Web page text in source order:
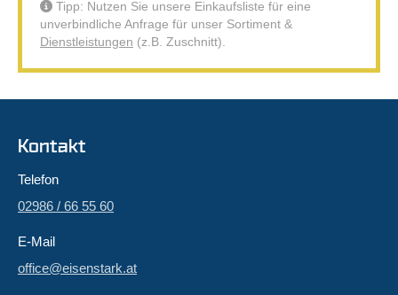
Tipp: Nutzen Sie unsere Einkaufsliste für eine
unverbindliche Anfrage für unser Sortiment &
Dienstleistungen (z.B. Zuschnitt).
Kontakt
Telefon
02986 / 66 55 60
E-Mail
office@eisenstark.at